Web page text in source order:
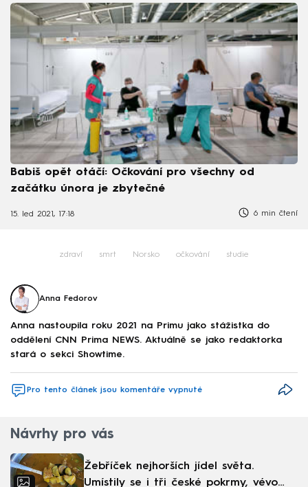
Babiš opět otáčí: Očkování pro všechny od
začátku února je zbytečné
15. led 2021, 17:18 6 min čtení
zdraví smrt Norsko očkování studie
Anna Fedorov
Anna nastoupila roku 2021 na Primu jako stážistka do
oddělení CNN Prima NEWS. Aktuálně se jako redaktorka
stará o sekci Showtime.
Pro tento článek jsou komentáře vypnuté
Návrhy pro vás
Žebříček nejhorších jídel světa.
Umístily se i tři české pokrmy, vévodí